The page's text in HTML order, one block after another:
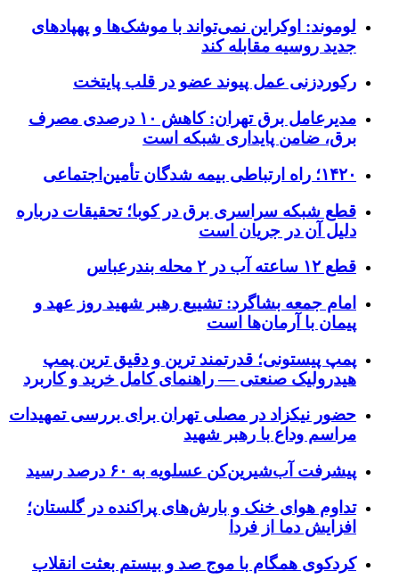
لوموند: اوکراین نمی‌تواند با موشک‌ها و پهپادهای
جدید روسیه مقابله کند
رکوردزنی عمل پیوند عضو در قلب پایتخت
مدیرعامل برق تهران: کاهش ۱۰ درصدی مصرف
برق، ضامن پایداری شبکه است
۱۴۲۰؛ راه ارتباطی بیمه شدگان تأمین‌اجتماعی
قطع شبکه سراسری برق در کوبا؛ تحقیقات درباره
دلیل آن در جریان است
قطع ۱۲ ساعته آب در ۲ محله بندرعباس
امام جمعه بشاگرد: تشییع رهبر شهید روز عهد و
پیمان با آرمان‌ها است
پمپ پیستونی؛ قدرتمند ترین و دقیق‌ ترین پمپ
هیدرولیک صنعتی — راهنمای کامل خرید و کاربرد
حضور نیکزاد در مصلی تهران برای بررسی تمهیدات
مراسم وداع با رهبر شهید
پیشرفت آب‌شیرین‌کن عسلویه به ۶۰ درصد رسید
تداوم هوای خنک و بارش‌های پراکنده در گلستان؛
افزایش دما از فردا
کردکوی همگام با موج صد و بیستم بعثت انقلاب